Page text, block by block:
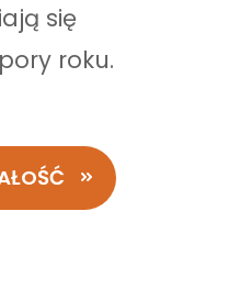
się
roku.